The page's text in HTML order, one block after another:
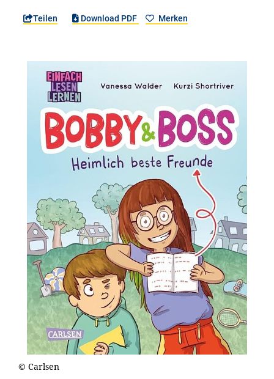
Teilen Download PDF Merken
© Carlsen